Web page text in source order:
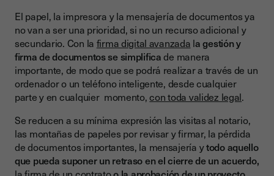
El papel, la impresora y la mensajería de documentos ya
no van a ser una prioridad, si no un recurso adicional y
secundario. Con la firma digital avanzada la gestión y
firma de documentos se simplificade manera
importante, de modo que se podrá realizar a través de un
ordenador o un teléfono inteligente, desde cualquier
parte y en cualquier momento,con toda validez legal.
Se reducen a su mínima expresión las visitas al notario,
las montañas de papeles por revisar y firmar, la pérdida
de documentos importantes, la mensajería ytodo aquello
que pueda suponer un retraso en el cierre de un acuerdo,